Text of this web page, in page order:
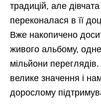
традицій, але
переконалася в її
Вже накопичено
живого альбому,
мільйони
велике значення і
дорослому